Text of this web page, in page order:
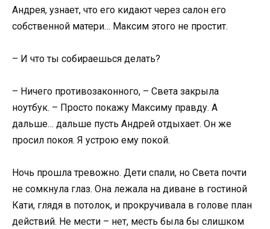
Андрея, узнает, что его кидают через салон его
собственной матери… Максим этого не простит.
– И что ты собираешься делать?
– Ничего противозаконного, – Света закрыла
ноутбук. – Просто покажу Максиму правду. А
дальше… дальше пусть Андрей отдыхает. Он же
просил покоя. Я устрою ему покой.
Ночь прошла тревожно. Дети спали, но Света почти
не сомкнула глаз. Она лежала на диване в гостиной
Кати, глядя в потолок, и прокручивала в голове план
действий. Не мести – нет, месть была бы слишком